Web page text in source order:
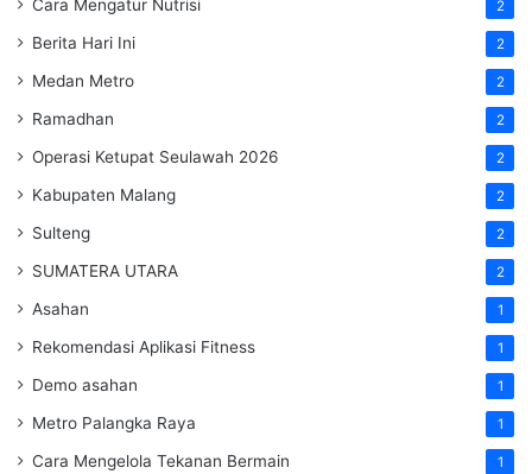
Cara Mengatur Nutrisi 2
Berita Hari Ini 2
Medan Metro 2
Ramadhan 2
Operasi Ketupat Seulawah 2026 2
Kabupaten Malang 2
Sulteng 2
SUMATERA UTARA 2
Asahan 1
Rekomendasi Aplikasi Fitness 1
Demo asahan 1
Metro Palangka Raya 1
Cara Mengelola Tekanan Bermain 1